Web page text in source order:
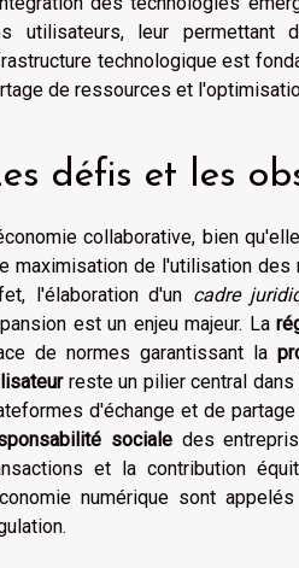
utilisateurs, leur permettant
technologique est
de ressources et
défis et les
collaborative, bien
maximisation de l'utilisation
l'élaboration d'un cadre
est un enjeu majeur. La
de normes garantissant la
reste un pilier central
d'échange et de
socialedes
et la contribution
numérique sont